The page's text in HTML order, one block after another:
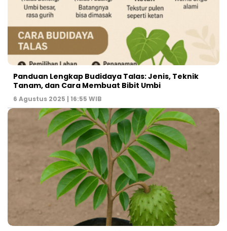
Panduan Lengkap Budidaya Talas: Jenis, Teknik
Tanam, dan Cara Membuat Bibit Umbi
6 Agustus 2025 | 16:55 WIB